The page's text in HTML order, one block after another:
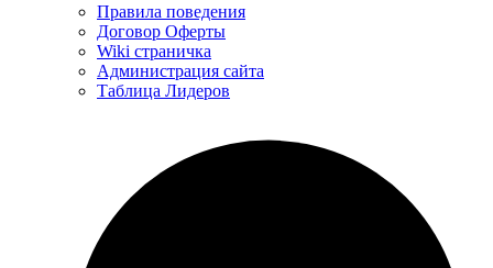
Правила поведения
Договор Оферты
Wiki страничка
Администрация сайта
Таблица Лидеров